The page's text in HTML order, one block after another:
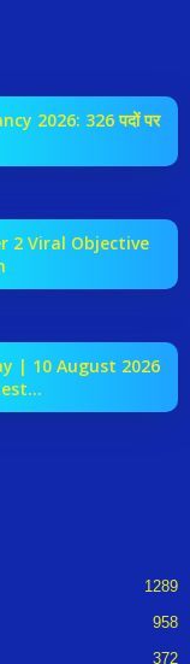
2026: 326 पदों पर
2 Viral Objective
| 10 August 2026
1289
958
372